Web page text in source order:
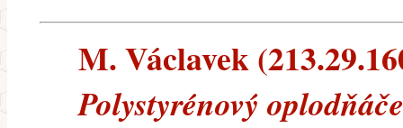
M. Václavek
Polystyrénový